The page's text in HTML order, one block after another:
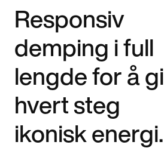
Responsiv
demping i full
lengde for å gi
hvert steg
ikonisk energi.